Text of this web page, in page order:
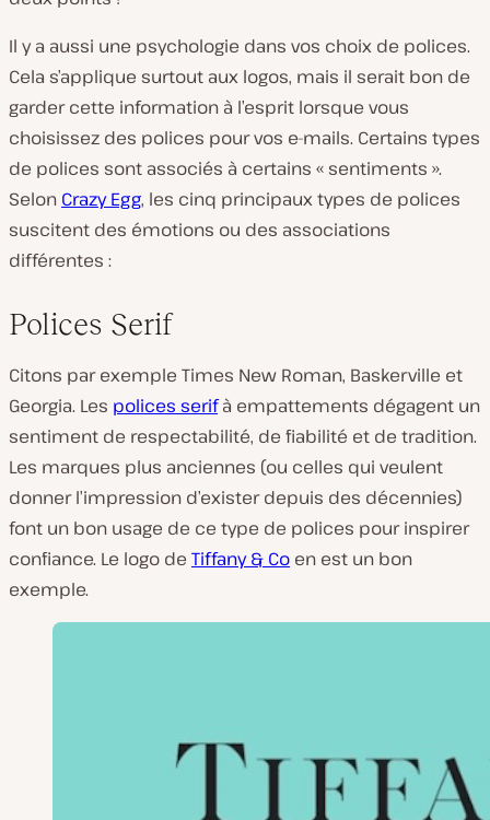
Il y a aussi une psychologie dans vos choix de polices.
Cela s’applique surtout aux logos, mais il serait bon de
garder cette information à l’esprit lorsque vous
choisissez des polices pour vos e-mails. Certains types
de polices sont associés à certains « sentiments ».
Selon Crazy Egg, les cinq principaux types de polices
suscitent des émotions ou des associations
différentes :
Polices Serif
Citons par exemple Times New Roman, Baskerville et
Georgia. Les polices serifà empattements dégagent un
sentiment de respectabilité, de fiabilité et de tradition.
Les marques plus anciennes (ou celles qui veulent
donner l’impression d’exister depuis des décennies)
font un bon usage de ce type de polices pour inspirer
confiance. Le logo de Tiffany & Co en est un bon
exemple.